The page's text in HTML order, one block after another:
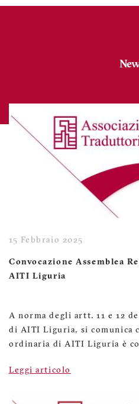
15 Febbraio 2025
Convocazione Assemblea
AITI Liguria
A norma degli artt. 11 e 12
di AITI Liguria, si comunica
ordinaria di AITI Liguria è
Leggi articolo